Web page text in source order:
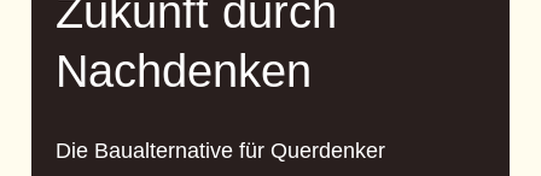
Zukunft durch
Nachdenken
Die Baualternative für Querdenker